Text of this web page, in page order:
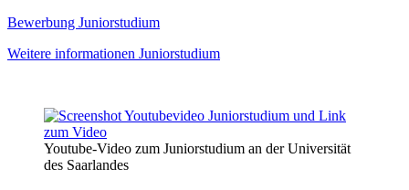
Bewerbung Juniorstudium
Weitere informationen Juniorstudium
Youtube-Video zum Juniorstudium an der Universität
des Saarlandes